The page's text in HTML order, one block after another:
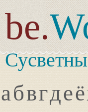
be.
абвгдеё